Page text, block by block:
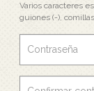
Varios caracteres
guiones (-),